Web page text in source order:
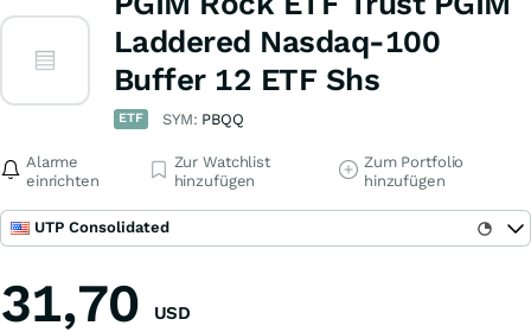
Laddered Nasdaq-100
Buffer 12 ETF Shs
ETF SYM: PBQQ
Alarme
einrichten
Zur Watchlist
hinzufügen
Zum Portfolio
hinzufügen
UTP Consolidated
31,70 USD